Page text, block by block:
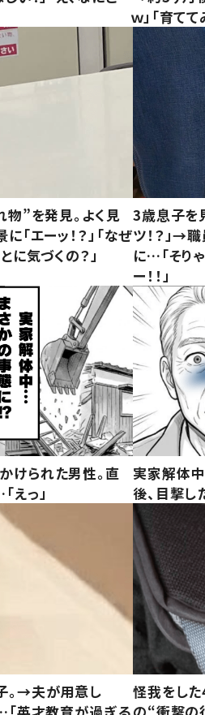
ｗ」「育て
物”を発見。よく見
「エーッ！？」「なぜ
に気づくの？」
3歳息子を
ツ！？」→
に…「そり
ー！！」
けられた男性。直
えっ」
実家解体
後、目撃し
。→夫が用意し
怪我をし